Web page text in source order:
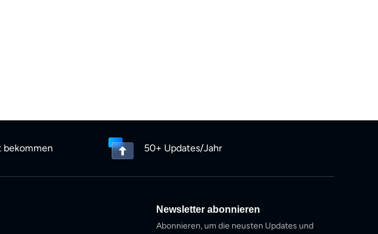
bekommen 50+ Updates/Jahr
Newsletter abonnieren
Abonnieren, um die neusten Updates und